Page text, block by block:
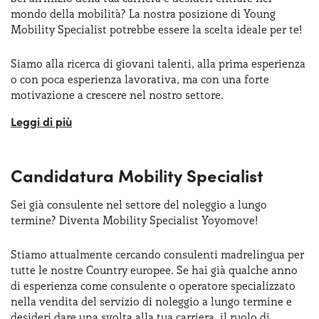
mondo della mobilità? La nostra posizione di Young
Mobility Specialist potrebbe essere la scelta ideale per te!
Siamo alla ricerca di giovani talenti, alla prima esperienza
o con poca esperienza lavorativa, ma con una forte
motivazione a crescere nel nostro settore.
Cosa cerchiamo:
spiccata capacità analitica
Ottima padronanza di strumenti digital
in team
Buona capacità comunicativa
Attenzione alla soddisfazione del cliente
Candidatura Mobility Specialist
Sei già consulente nel settore del noleggio a lungo
termine? Diventa Mobility Specialist Yoyomove!
Stiamo attualmente cercando consulenti madrelingua per
tutte le nostre Country europee. Se hai già qualche anno
di esperienza come consulente o operatore specializzato
nella vendita del servizio di noleggio a lungo termine e